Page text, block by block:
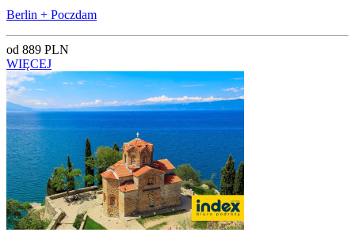
Berlin + Poczdam
od 889 PLN
WIĘCEJ